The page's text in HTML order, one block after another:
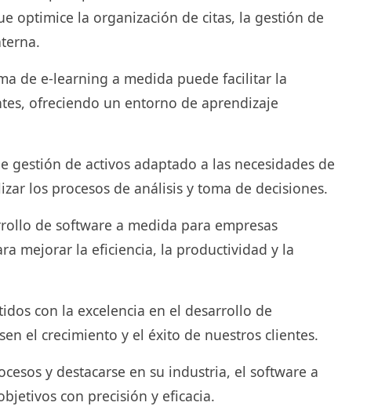
optimice la organización de citas, la gestión de
de e-learning a medida puede facilitar la
ofreciendo un entorno de aprendizaje
gestión de activos adaptado a las necesidades de
los procesos de análisis y toma de decisiones.
de software a medida para empresas
mejorar la eficiencia, la productividad y la
con la excelencia en el desarrollo de
el crecimiento y el éxito de nuestros clientes.
y destacarse en su industria, el software a
con precisión y eficacia.